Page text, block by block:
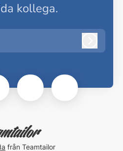
kollega.
från Teamtailor